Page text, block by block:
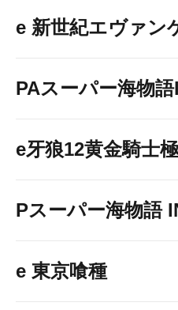
e 新世紀エヴァン
PAスーパー海物
e牙狼12黄金騎士
Pスーパー海物語
e 東京喰種